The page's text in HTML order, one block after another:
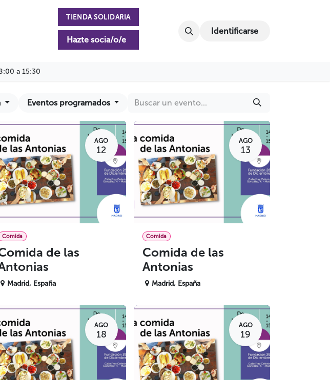
TIENDA SOLIDARIA
Hazte socia/o/e
Identificarse
a 15:30
Eventos programados
AGO
12
Comida
de las
Madrid, España
AGO
13
Comida
Comida de las
Antonias
Madrid, España
AGO
18
AGO
19